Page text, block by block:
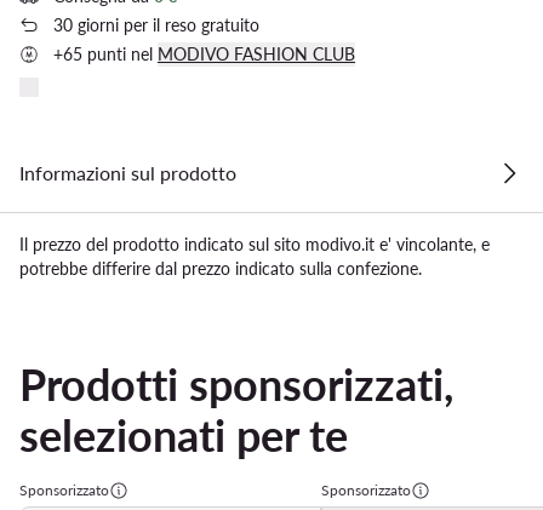
30 giorni per il reso gratuito
+65 punti nel MODIVO FASHION CLUB
Informazioni sul prodotto
Il prezzo del prodotto indicato sul sito modivo.it e' vincolante, e
potrebbe differire dal prezzo indicato sulla confezione.
Prodotti sponsorizzati,
selezionati per te
Sponsorizzato Sponsorizzato